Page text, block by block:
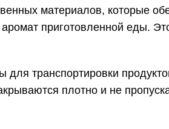
материалов, которые
приготовленной еды.
транспортировки
плотно и не